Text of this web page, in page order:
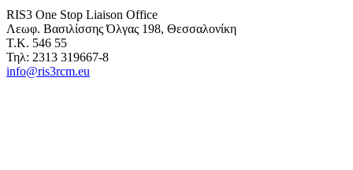
RIS3 One Stop Liaison Office
Λεωφ. Βασιλίσσης Όλγας 198, Θεσσαλονίκη
Τ.Κ. 546 55
Τηλ: 2313 319667-8
info@ris3rcm.eu